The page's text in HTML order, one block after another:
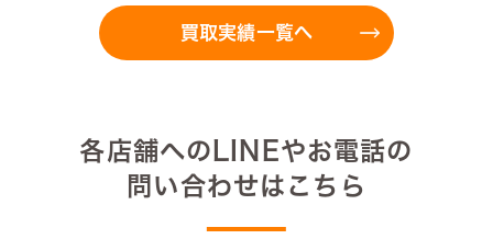
買取実績一覧へ
各店舗へのLINEやお電話の
問い合わせはこちら